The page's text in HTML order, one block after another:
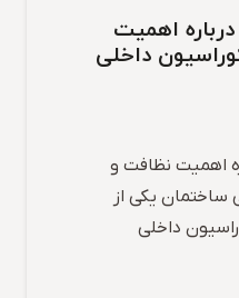
اهمیت
داخلی
اهمیت نظافت و
ساختمان یکی از
داخلی